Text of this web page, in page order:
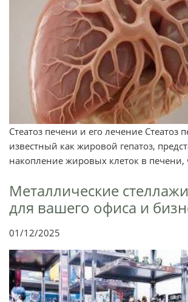
Стеатоз печени и его лечение Стеатоз
известный как жировой гепатоз,
накопление жировых клеток в печени,
Металлические
для вашего офиса и
01/12/2025